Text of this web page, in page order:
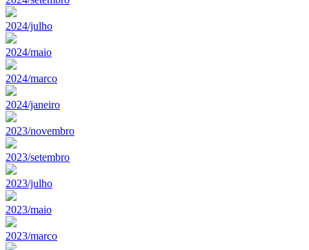
2024/julho
2024/maio
2024/marco
2024/janeiro
2023/novembro
2023/setembro
2023/julho
2023/maio
2023/marco